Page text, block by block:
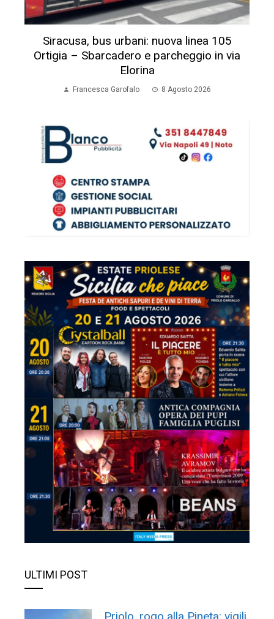
Siracusa, bus urbani: nuova linea 105
Ortigia – Sbarcadero e parcheggio in via
Elorina
Francesca Garofalo 8 Agosto 2026
ULTIMI POST
Priolo, rogo alla Pineta: vigili